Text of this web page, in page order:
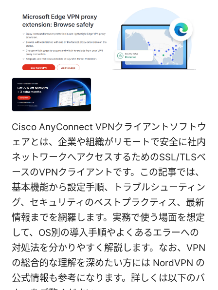
Cisco AnyConnect VPNクライアントソフトウ
ェアとは、企業や組織がリモートで安全に社内
ネットワークへアクセスするためのSSL/TLSベ
ースのVPNクライアントです。この記事では、
基本機能から設定手順、トラブルシューティン
グ、セキュリティのベストプラクティス、最新
情報までを網羅します。実務で使う場面を想定
して、OS別の導入手順やよくあるエラーへの
対処法を分かりやすく解説します。なお、VPN
の総合的な理解を深めたい方には NordVPN の
公式情報も参考になります。詳しくは以下のバ